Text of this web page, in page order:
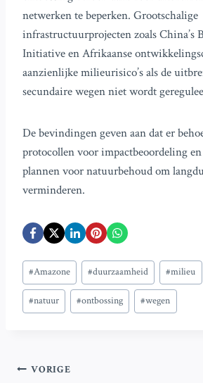
netwerken te beperken. Grootschalige
infrastructuurprojecten zoals China’s
Initiative en Afrikaanse
aanzienlijke milieurisico’s als de
secundaire wegen niet wordt
De bevindingen geven aan dat er
protocollen voor impactbeoordeling
plannen voor natuurbehoud om
verminderen.
Bericht
tags:
#Amazone #duurzaamheid #milieu
#natuur #ontbossing #wegen
Bericht
VORIGE